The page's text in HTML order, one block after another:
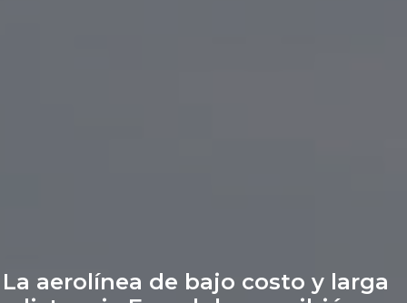
La aerolínea de bajo costo y larga